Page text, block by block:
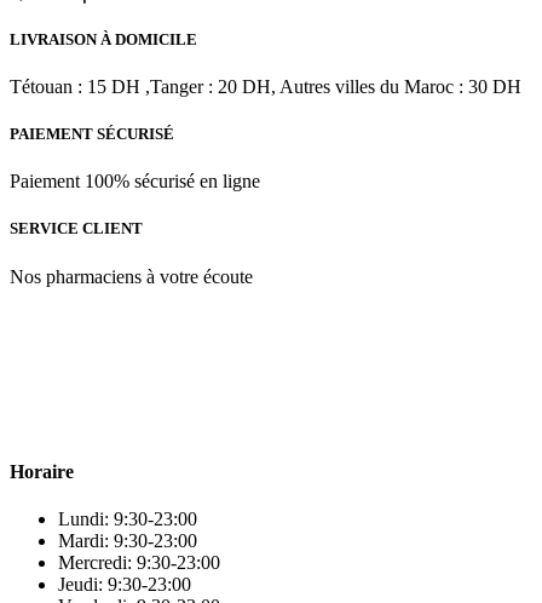
LIVRAISON À DOMICILE
Tétouan : 15 DH ,Tanger : 20 DH, Autres villes du Maroc : 30 DH
PAIEMENT SÉCURISÉ
Paiement 100% sécurisé en ligne
SERVICE CLIENT
Nos pharmaciens à votre écoute
Horaire
Lundi: 9:30-23:00
Mardi: 9:30-23:00
Mercredi: 9:30-23:00
Jeudi: 9:30-23:00